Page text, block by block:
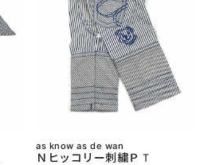
as know as de wan
Ｎヒッコリー刺繍ＰＴ